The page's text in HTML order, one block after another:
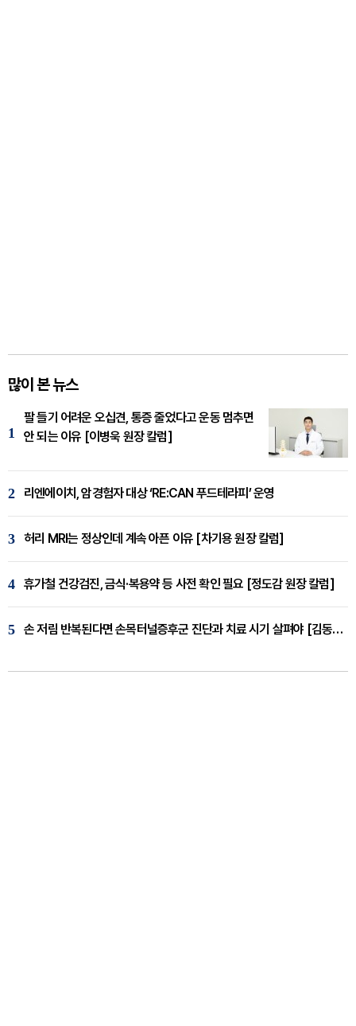
많이 본 뉴스
1
팔 들기 어려운 오십견, 통증 줄었다고 운동 멈추면
안 되는 이유 [이병욱 원장 칼럼]
2 리엔에이치, 암경험자 대상 ‘RE:CAN 푸드테라피’ 운영
3 허리 MRI는 정상인데 계속 아픈 이유 [차기용 원장 칼럼]
4 휴가철 건강검진, 금식·복용약 등 사전 확인 필요 [정도감 원장 칼럼]
5 손 저림 반복된다면 손목터널증후군 진단과 치료 시기 살펴야 [김동현 원장 칼럼]